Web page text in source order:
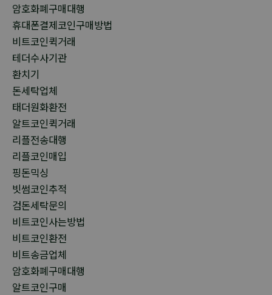
암호화폐구매대행
휴대폰결제코인구매방법
비트코인퀵거래
테더수사기관
환치기
돈세탁업체
태더원화환전
알트코인퀵거래
리플전송대행
리플코인매입
핑돈믹싱
빗썸코인추적
검돈세탁문의
비트코인사는방법
비트코인환전
비트송금업체
암호화폐구매대행
알트코인구매